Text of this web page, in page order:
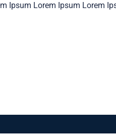
Ipsum Lorem Ipsum Lorem